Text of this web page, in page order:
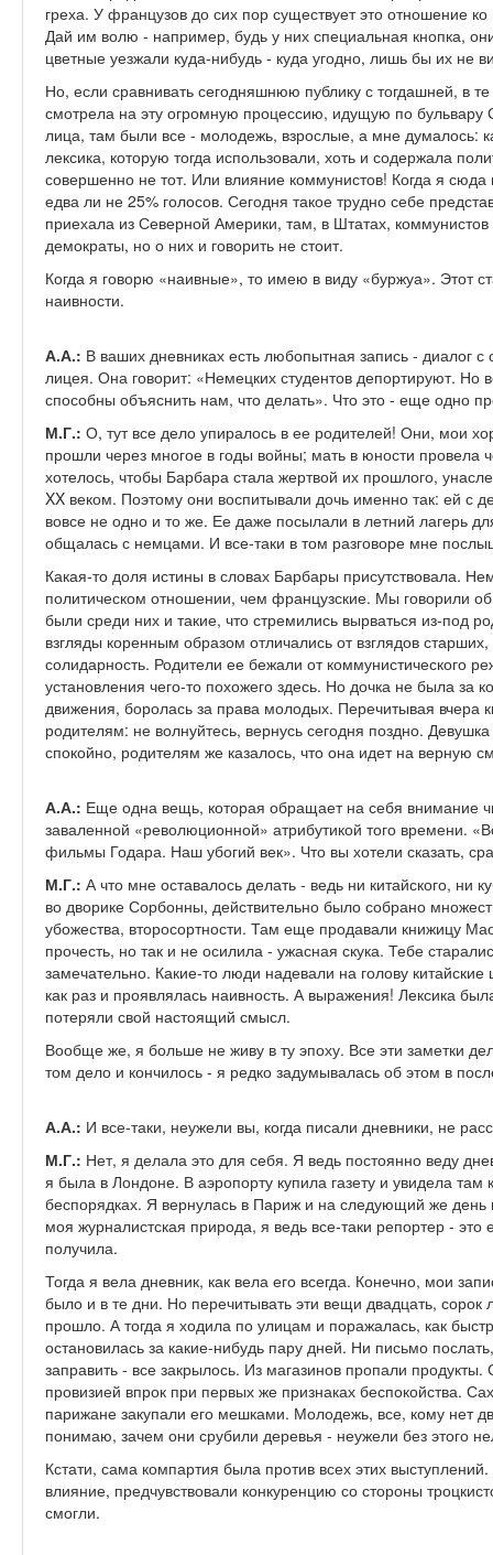
греха. У французов до сих пор существует это отношение
Дай им волю - например, будь у них специальная кнопка,
цветные уезжали куда-нибудь - куда угодно, лишь бы их не
Но, если сравнивать сегодняшнюю публику с тогдашней, в
смотрела на эту огромную процессию, идущую по
лица, там были все - молодежь, взрослые, а мне думалось:
лексика, которую тогда использовали, хоть и содержала
совершенно не тот. Или влияние коммунистов! Когда я
едва ли не 25% голосов. Сегодня такое трудно себе
приехала из Северной Америки, там, в Штатах,
демократы, но о них и говорить не стоит.
Когда я говорю «наивные», то имею в виду «буржуа». Этот
наивности.
А.А.: В ваших дневниках есть любопытная запись - диалог
лицея. Она говорит: «Немецких студентов депортируют.
способны объяснить нам, что делать». Что это - еще одно
М.Г.: О, тут все дело упиралось в ее родителей! Они, мои
прошли через многое в годы войны; мать в юности провела
хотелось, чтобы Барбара стала жертвой их прошлого,
XX веком. Поэтому они воспитывали дочь именно так: ей с
вовсе не одно и то же. Ее даже посылали в летний лагерь
общалась с немцами. И все-таки в том разговоре мне
Какая-то доля истины в словах Барбары присутствовала.
политическом отношении, чем французские. Мы говорили
были среди них и такие, что стремились вырваться из-под
взгляды коренным образом отличались от взглядов
солидарность. Родители ее бежали от коммунистического
установления чего-то похожего здесь. Но дочка не была за
движения, боролась за права молодых. Перечитывая вчера
родителям: не волнуйтесь, вернусь сегодня поздно.
спокойно, родителям же казалось, что она идет на верную
А.А.: Еще одна вещь, которая обращает на себя внимание
заваленной «революционной» атрибутикой того времени.
фильмы Годара. Наш убогий век». Что вы хотели сказать,
М.Г.: А что мне оставалось делать - ведь ни китайского, ни
во дворике Сорбонны, действительно было собрано
убожества, второсортности. Там еще продавали книжицу
прочесть, но так и не осилила - ужасная скука. Тебе
замечательно. Какие-то люди надевали на голову
как раз и проявлялась наивность. А выражения! Лексика
потеряли свой настоящий смысл.
Вообще же, я больше не живу в ту эпоху. Все эти заметки
том дело и кончилось - я редко задумывалась об этом в
А.А.: И все-таки, неужели вы, когда писали дневники, не
М.Г.: Нет, я делала это для себя. Я ведь постоянно веду
я была в Лондоне. В аэропорту купила газету и увидела там
беспорядках. Я вернулась в Париж и на следующий же
моя журналистская природа, я ведь все-таки репортер - это
получила.
Тогда я вела дневник, как вела его всегда. Конечно, мои
было и в те дни. Но перечитывать эти вещи двадцать, сорок
прошло. А тогда я ходила по улицам и поражалась, как
остановилась за какие-нибудь пару дней. Ни письмо
заправить - все закрылось. Из магазинов пропали
провизией впрок при первых же признаках беспокойства.
парижане закупали его мешками. Молодежь, все, кому нет
понимаю, зачем они срубили деревья - неужели без этого
Кстати, сама компартия была против всех этих
влияние, предчувствовали конкуренцию со стороны
смогли.